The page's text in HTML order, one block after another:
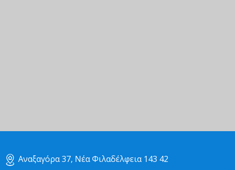
Αναξαγόρα 37, Νέα Φιλαδέλφεια 143 42